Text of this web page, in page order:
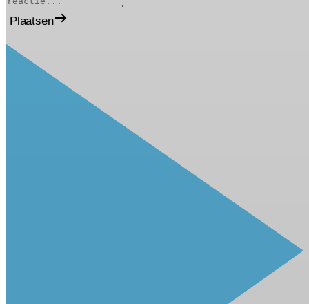
Plaatsen